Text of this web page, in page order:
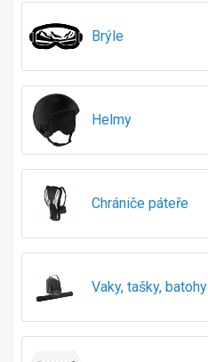
56
58
58-59
58-60
58-61
59-61
60
61-64
5Y
10Y
14Y
116
Brýle
Helmy
Chrániče páteře
Vaky, tašky, batohy